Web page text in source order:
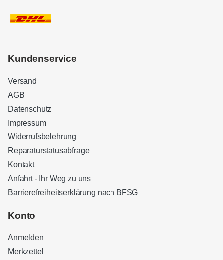
Kundenservice
Versand
AGB
Datenschutz
Impressum
Widerrufsbelehrung
Reparaturstatusabfrage
Kontakt
Anfahrt - Ihr Weg zu uns
Barrierefreiheitserklärung nach BFSG
Konto
Anmelden
Merkzettel
Kundenbewertungen und Erfahrungen zu